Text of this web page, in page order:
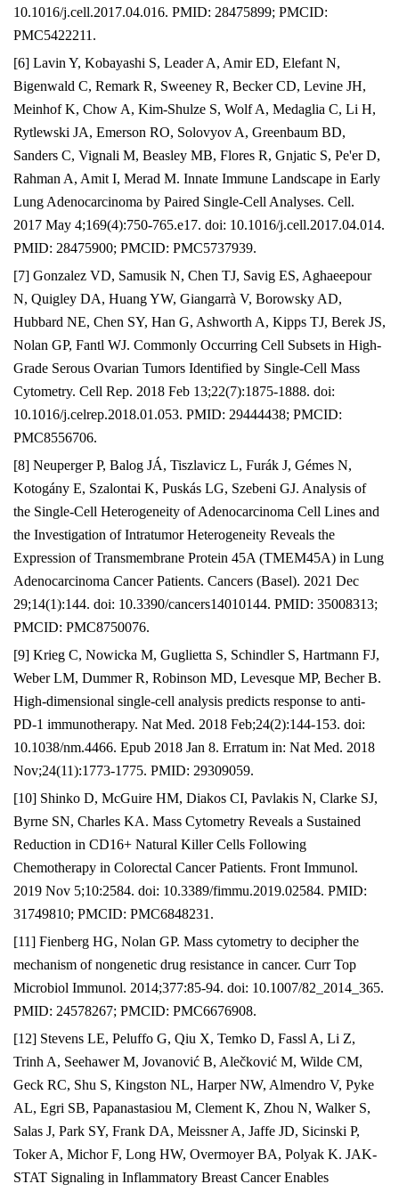
10.1016/j.cell.2017.04.016. PMID: 28475899; PMCID:
PMC5422211.
[6] Lavin Y, Kobayashi S, Leader A, Amir ED, Elefant N,
Bigenwald C, Remark R, Sweeney R, Becker CD, Levine JH,
Meinhof K, Chow A, Kim-Shulze S, Wolf A, Medaglia C, Li H,
Rytlewski JA, Emerson RO, Solovyov A, Greenbaum BD,
Sanders C, Vignali M, Beasley MB, Flores R, Gnjatic S, Pe'er D,
Rahman A, Amit I, Merad M. Innate Immune Landscape in Early
Lung Adenocarcinoma by Paired Single-Cell Analyses. Cell.
2017 May 4;169(4):750-765.e17. doi: 10.1016/j.cell.2017.04.014.
PMID: 28475900; PMCID: PMC5737939.
[7] Gonzalez VD, Samusik N, Chen TJ, Savig ES, Aghaeepour
N, Quigley DA, Huang YW, Giangarrà V, Borowsky AD,
Hubbard NE, Chen SY, Han G, Ashworth A, Kipps TJ, Berek JS,
Nolan GP, Fantl WJ. Commonly Occurring Cell Subsets in High-
Grade Serous Ovarian Tumors Identified by Single-Cell Mass
Cytometry. Cell Rep. 2018 Feb 13;22(7):1875-1888. doi:
10.1016/j.celrep.2018.01.053. PMID: 29444438; PMCID:
PMC8556706.
[8] Neuperger P, Balog JÁ, Tiszlavicz L, Furák J, Gémes N,
Kotogány E, Szalontai K, Puskás LG, Szebeni GJ. Analysis of
the Single-Cell Heterogeneity of Adenocarcinoma Cell Lines and
the Investigation of Intratumor Heterogeneity Reveals the
Expression of Transmembrane Protein 45A (TMEM45A) in Lung
Adenocarcinoma Cancer Patients. Cancers (Basel). 2021 Dec
29;14(1):144. doi: 10.3390/cancers14010144. PMID: 35008313;
PMCID: PMC8750076.
[9] Krieg C, Nowicka M, Guglietta S, Schindler S, Hartmann FJ,
Weber LM, Dummer R, Robinson MD, Levesque MP, Becher B.
High-dimensional single-cell analysis predicts response to anti-
PD-1 immunotherapy. Nat Med. 2018 Feb;24(2):144-153. doi:
10.1038/nm.4466. Epub 2018 Jan 8. Erratum in: Nat Med. 2018
Nov;24(11):1773-1775. PMID: 29309059.
[10] Shinko D, McGuire HM, Diakos CI, Pavlakis N, Clarke SJ,
Byrne SN, Charles KA. Mass Cytometry Reveals a Sustained
Reduction in CD16+ Natural Killer Cells Following
Chemotherapy in Colorectal Cancer Patients. Front Immunol.
2019 Nov 5;10:2584. doi: 10.3389/fimmu.2019.02584. PMID:
31749810; PMCID: PMC6848231.
[11] Fienberg HG, Nolan GP. Mass cytometry to decipher the
mechanism of nongenetic drug resistance in cancer. Curr Top
Microbiol Immunol. 2014;377:85-94. doi: 10.1007/82_2014_365.
PMID: 24578267; PMCID: PMC6676908.
[12] Stevens LE, Peluffo G, Qiu X, Temko D, Fassl A, Li Z,
Trinh A, Seehawer M, Jovanović B, Alečković M, Wilde CM,
Geck RC, Shu S, Kingston NL, Harper NW, Almendro V, Pyke
AL, Egri SB, Papanastasiou M, Clement K, Zhou N, Walker S,
Salas J, Park SY, Frank DA, Meissner A, Jaffe JD, Sicinski P,
Toker A, Michor F, Long HW, Overmoyer BA, Polyak K. JAK-
STAT Signaling in Inflammatory Breast Cancer Enables